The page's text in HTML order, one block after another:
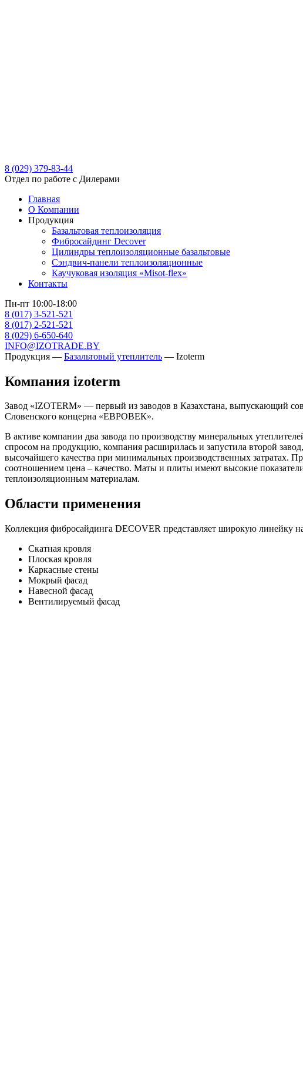
8 (029) 379-83-44
Отдел по работе с Дилерами
Главная
О Компании
Продукция
Базальтовая теплоизоляция
Фибросайдинг Decover
Цилиндры теплоизоляционные базальтовые
Cэндвич-панели теплоизоляционные
Каучуковая изоляция «Misot-flex»
Контакты
Пн-пт 10:00-18:00
8 (017) 3-521-521
8 (017) 2-521-521
8 (029) 6-650-640
INFO@IZOTRADE.BY
Продукция — Базальтовый утеплитель — Izoterm
Компания izoterm
Завод «IZOTERM» — первый из заводов в Казахстана, выпускающий
Словенского концерна «ЕВРОВЕК».
В активе компании два завода по производству минеральных
спросом на продукцию, компания расширилась и запустила второй
высочайшего качества при минимальных производственных затратах.
соотношением цена – качество. Маты и плиты имеют высокие
теплоизоляционным материалам.
Области применения
Коллекция фибросайдинга DECOVER представляет широкую линейку
Скатная кровля
Плоская кровля
Каркасные стены
Мокрый фасад
Навесной фасад
Вентилируемый фасад